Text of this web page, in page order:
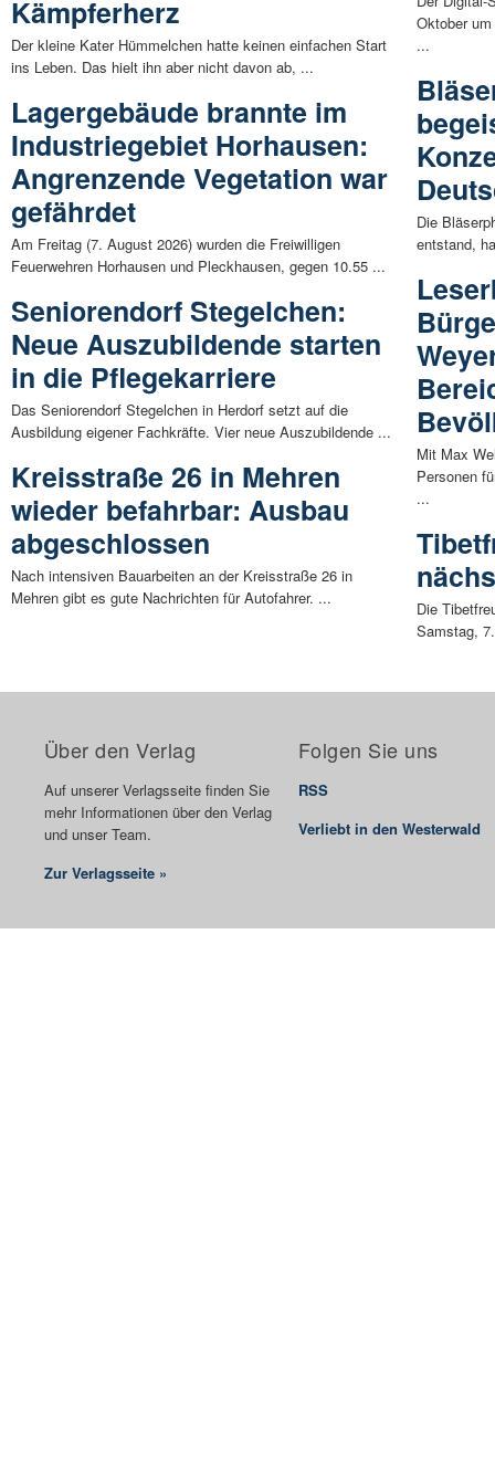
Kämpferherz
Der kleine Kater Hümmelchen hatte keinen einfachen Start
ins Leben. Das hielt ihn aber nicht davon ab, ...
Lagergebäude brannte im
Industriegebiet Horhausen:
Angrenzende Vegetation war
gefährdet
Am Freitag (7. August 2026) wurden die Freiwilligen
Feuerwehren Horhausen und Pleckhausen, gegen 10.55 ...
Seniorendorf Stegelchen:
Neue Auszubildende starten
in die Pflegekarriere
Das Seniorendorf Stegelchen in Herdorf setzt auf die
Ausbildung eigener Fachkräfte. Vier neue Auszubildende ...
Kreisstraße 26 in Mehren
wieder befahrbar: Ausbau
abgeschlossen
Nach intensiven Bauarbeiten an der Kreisstraße 26 in
Mehren gibt es gute Nachrichten für Autofahrer. ...
Oktober
...
Die
entstand,
Mit Max
Personen
...
Die
Samstag,
Über den Verlag
Auf unserer Verlagsseite finden Sie
mehr Informationen über den Verlag
und unser Team.
Zur Verlagsseite »
Folgen Sie uns
RSS
Verliebt in den Westerwald